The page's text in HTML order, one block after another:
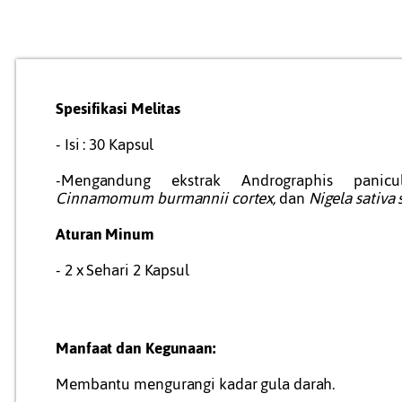
Spesifikasi Melitas
- Isi : 30 Kapsul
-Mengandung ekstrak Andrographis
Cinnamomum burmannii cortex,danNigela sativa
Aturan Minum
- 2 x Sehari 2 Kapsul
Manfaat dan Kegunaan:
Membantu mengurangi kadar gula darah.